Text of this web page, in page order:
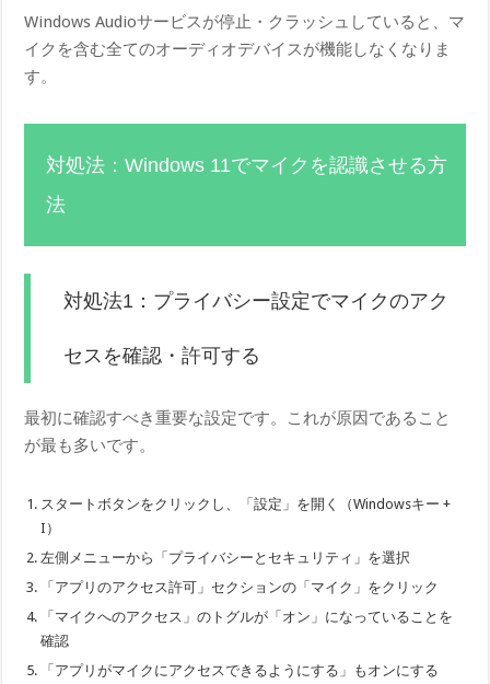
Windows Audioサービスが停止・クラッシュしていると、マ
イクを含む全てのオーディオデバイスが機能しなくなりま
す。
対処法：Windows 11でマイクを認識させる方
法
対処法1：プライバシー設定でマイクのアク
セスを確認・許可する
最初に確認すべき重要な設定です。これが原因であること
が最も多いです。
スタートボタンをクリックし、「設定」を開く（Windowsキー +
I）
左側メニューから「プライバシーとセキュリティ」を選択
「アプリのアクセス許可」セクションの「マイク」をクリック
「マイクへのアクセス」のトグルが「オン」になっていることを
確認
「アプリがマイクにアクセスできるようにする」もオンにする